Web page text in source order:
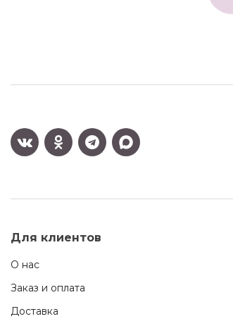
Для клиентов
О нас
Заказ и оплата
Доставка